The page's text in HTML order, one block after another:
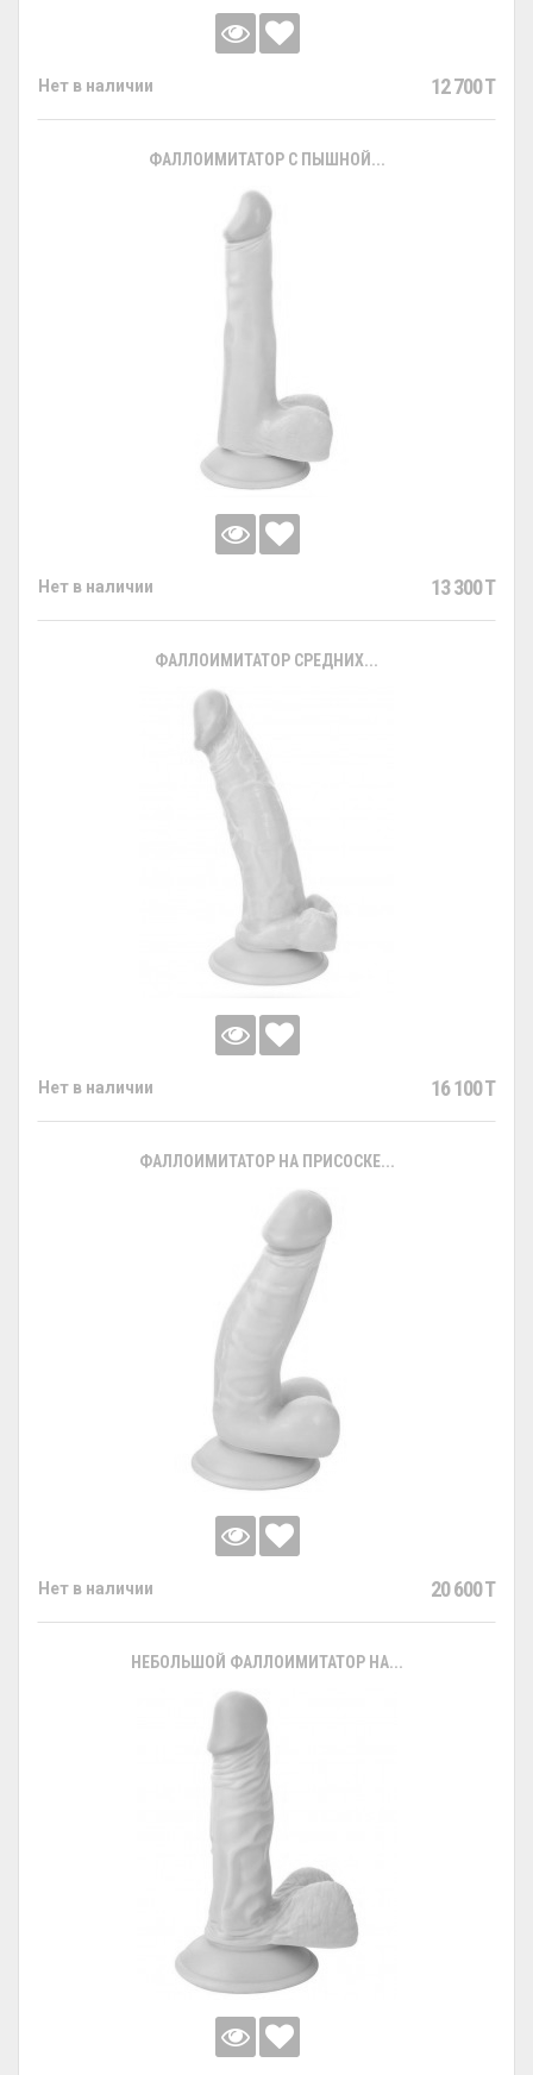
Нет в наличии 12 700 T
ФАЛЛОИМИТАТОР С ПЫШНОЙ...
Нет в наличии 13 300 T
ФАЛЛОИМИТАТОР СРЕДНИХ...
Нет в наличии 16 100 T
ФАЛЛОИМИТАТОР НА ПРИСОСКЕ...
Нет в наличии 20 600 T
НЕБОЛЬШОЙ ФАЛЛОИМИТАТОР НА...